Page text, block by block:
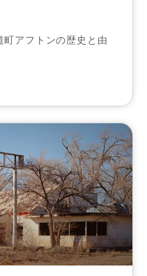
アフトンの歴史と由